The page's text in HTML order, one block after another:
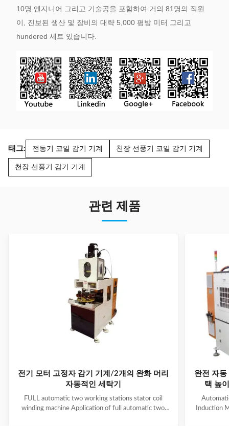
10명 엔지니어 그리고 기술공을 포함하여 거의 81명의 직원
이, 진보된 생산 및 장비의 대략 5,000 평방 미터 그리고
hundered 세트 있습니다.
태그: 전동기 코일 감기 기계 천장 선풍기 코일 감기 기계
천장 선풍기 감기 기계
관련 제품
전기 모터 고정자 감기 기계/2개의 완화 머리
자동적인 세탁기
FULL automatic two working stations stator coil
winding machine Application of full automatic two
완전 자
택 높
Induction